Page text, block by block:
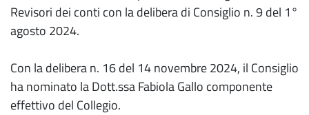
Revisori dei conti con la delibera di Consiglio n. 9 del 1°
agosto 2024.
Con la delibera n. 16 del 14 novembre 2024, il Consiglio
ha nominato la Dott.ssa Fabiola Gallo componente
effettivo del Collegio.